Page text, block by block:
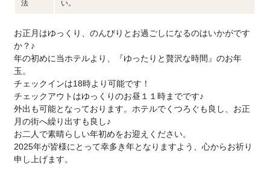
法
い。
お正月はゆっくり、のんびりとお過ごしになるのはいかがです
か？♪
年の初めに当ホテルより、『ゆったりと贅沢な時間』のお年
玉。
チェックインは18時より可能です！
チェックアウトはゆっくりのお昼１１時までです♪
外出も可能となっております。ホテルでくつろぐも良し、お正
月の街へ繰り出すも良し♪
お二人で素晴らしい年初めをお迎えください。
2025年が皆様にとって幸多き年となりますよう、心からお祈り
申し上げます。